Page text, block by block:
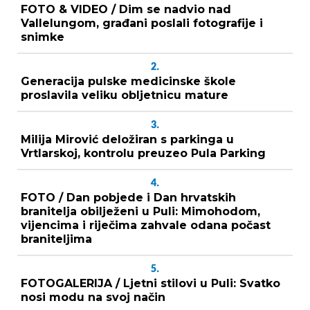
FOTO & VIDEO / Dim se nadvio nad
Vallelungom, građani poslali fotografije i
snimke
2.
Generacija pulske medicinske škole
proslavila veliku obljetnicu mature
3.
Milija Mirović deložiran s parkinga u
Vrtlarskoj, kontrolu preuzeo Pula Parking
4.
FOTO / Dan pobjede i Dan hrvatskih
branitelja obilježeni u Puli: Mimohodom,
vijencima i riječima zahvale odana počast
braniteljima
5.
FOTOGALERIJA / Ljetni stilovi u Puli: Svatko
nosi modu na svoj način